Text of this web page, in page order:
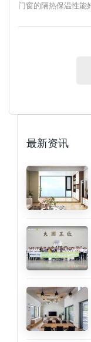
最新资讯